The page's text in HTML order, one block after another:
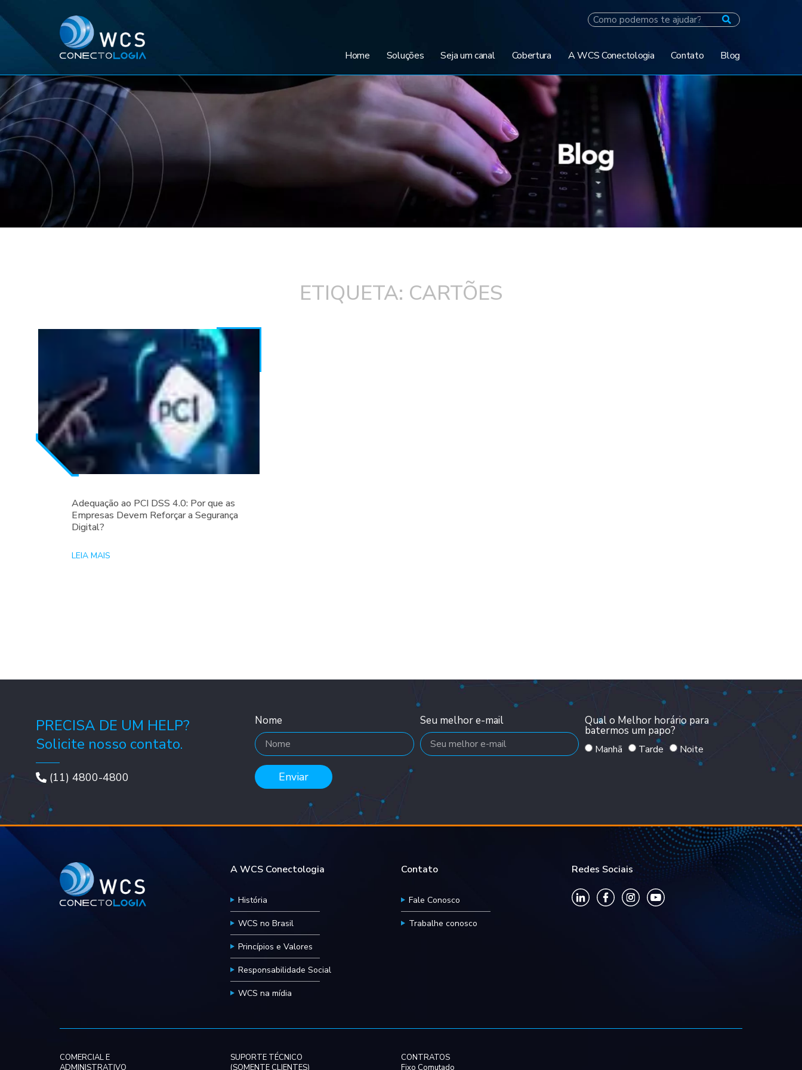
Home Soluções Seja um canal Cobertura A WCS Conectologia Contato Blog
ETIQUETA: CARTÕES
Adequação ao PCI DSS 4.0: Por que as
Empresas Devem Reforçar a Segurança
Digital?
LEIA MAIS
PRECISA DE UM HELP?
Solicite nosso contato.
(11) 4800-4800
Nome Seu melhor e-mail Qual o Melhor horário para
batermos um papo?
Manhã Tarde Noite
Enviar
A WCS Conectologia
História
WCS no Brasil
Princípios e Valores
Responsabilidade Social
WCS na mídia
Contato
Fale Conosco
Trabalhe conosco
Redes Sociais
COMERCIAL E
ADMINISTRATIVO
SUPORTE TÉCNICO
(SOMENTE CLIENTES)
CONTRATOS
Fixo Comutado